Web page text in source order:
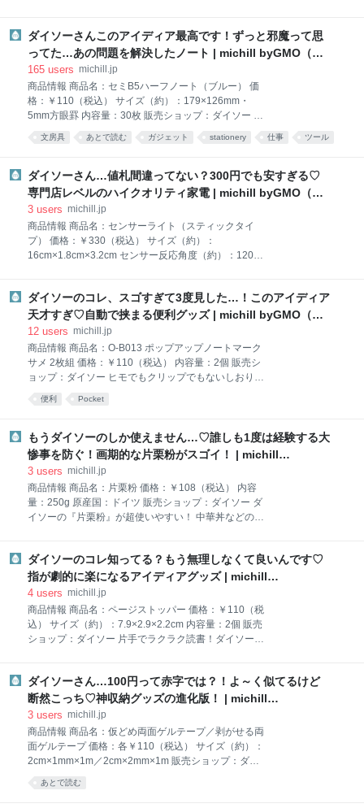
ズと値段で使い勝手が良いです。 プチプラですが、防
水効果はバッチリ！アイテムをしっかりと防水して、
水をはじいてくれます。 使用できるの
インで、一見スマートキーのように見えますが、商品
名にもある通りこれはれっきとしたライト。 COBと
は、「Chip On Board（チップオンボード）」の略
で、LEDの種類の1つ。他のLEDに比べ明るく、照射
範囲が広いと言われています。 本体中央のスイッチを
押すごとに、ライト点灯→点滅→消灯と、3つのモー
るので、使用前に取り出してください。 ライトは小型
じるほど！サイズからは想像できないほどパワフル
で、周囲をしっかりと照らしてくれま
ダイソーさんこのアイディア最高です！ずっと邪魔って思
ってた…あの問題を解決したノート | michill byGMO（ミ
チル）
165 users michill.jp
商品情報 商品名：セミB5ハーフノート（ブルー） 価
格：￥110（税込） サイズ（約）：179×126mm・
5mm方眼罫 内容量：30枚 販売ショップ：ダイソー ダ
イソー『セミB5ハーフノート』 今回ご紹介するのは、
ダイソーで見つけた『セミB5ハーフノート』。 一般的
ですが…？ そう！実はこのノート、B5ノートの半分の
サイズしかないんです！ 店頭で見つけたときは、なん
でわざわざ半分なの？メリットはあるの？と思ったの
い、とっても便利な使い方があるんです。 パソコンを
使いながらでもメモが取りやすい！仕事の効率化に◎
セミB5ハーフノートは、こんな感じでパソコンと一緒
いるとき、右側にノートを置くと、右利きの人はマウ
ス操作の邪魔になってしまうし、かといって
文房具 あとで読む ガジェット stationery 仕事 ツール
ダイソーさん…値札間違ってない？300円でも安すぎる♡
専門店レベルのハイクオリティ家電 | michill byGMO（ミ
チル）
3 users michill.jp
商品情報 商品名：センサーライト（スティックタイ
プ） 価格：￥330（税込） サイズ（約）：
16cm×1.8cm×3.2cm センサー反応角度（約）：120度
サーライト（スティックタイプ）』 今回ご紹介するの
は、ダイソーの『センサーライト（スティックタイ
プ）』。人感センサーによって、ライトが自動で点灯
／消灯してくれる便利なルームライトです。 ダイソー
ではこれまでも様々な種類のセンサーライトが売られ
ており、ダイソーマニアの筆者はその度に購入してき
ィックタイプのセンサーライトにも期待が高まりま
必要です。 本体側面のフタを開けて、電池を縦に3本
セットします。 ライトの点灯モードは本体のボタンを
ダイソーのコレ、スゴすぎて3度見した…！このアイディア
天才すぎ♡自動で挟まる便利グッズ | michill byGMO（ミ
チル）
12 users michill.jp
商品情報 商品名：O-B013 ポップアップノートマーク
サメ 2枚組 価格：￥110（税込） 内容量：2個 販売シ
ョップ：ダイソー ヒモでもクリップでもないしおり！
ダイソー『ポップアップノートマーク』 今回ご紹介す
るのは、ダイソーの『ポップアップノートマーク』。
とも可愛いアイテムです。 詳しい説明は後ほど！まず
は使い方をご説明します。 本体の両端に付いているは
く離紙をはがして… “1”と書かれた方を、ノートを左開
かれた点線を目安に、ページに対して直角に貼るよう
にしてください。 貼り直しはできないタイプなので、
貼るときは慎重に！ 次に“2”と書かれた方をノートの最
中あたりにはさみ込んで… ノートを閉じた状態で上か
ら押さえてクセ付けします。 本
便利 Pocket
もうダイソーのしか使えません…♡誰しも1度は経験する大
惨事を防ぐ！画期的な片栗粉がスゴイ！ | michill
byGMO（ミチル）
3 users michill.jp
商品情報 商品名：片栗粉 価格：￥108（税込） 内容
量：250g 原産国：ドイツ 販売ショップ：ダイソー ダ
イソーの『片栗粉』が超使いやすい！ 中華丼などのと
思いますが、切った部分が小さいと穴からうまく粉が
出てきてくれず、かといって切りすぎるとドバッと出
てしまったりと調節が難しいですよね。 そこでオスス
メしたいのが、ダイソーで見つけたこちらの片栗粉。
内容量は250g。縦長で細身のパッケージなので、女性
でも手に持って使いやすいサイズ感です。 袋の下部は
をちょこっとだけ切って使用することで、粉がドバッ
と出てくるのを防ぐことができるから使い勝手バツグ
ン◎ また、粉を袋から直接使うのではなく、別の容器
ダイソーのコレ知ってる？もう無理しなくて良いんです♡
指が劇的に楽になるアイディアグッズ | michill
byGMO（ミチル）
4 users michill.jp
商品情報 商品名：ページストッパー 価格：￥110（税
込） サイズ（約）：7.9×2.9×2.2cm 内容量：2個 販売
ショップ：ダイソー 片手でラクラク読書！ダイソー
い、つらくなりませんか？ 片手で本を持つときは、親
指と小指でページを広げるようにして持つのが一般的
かと思いますが、この状態を維持するのは意外と大
変…。 長時間続けていると小指だけでなく親指まで疲
れてくるし、手がプルプルと震えるなんてことも…。
気が散って読書に集中できない、と悩んでいた方はこ
のは、ダイソーの『ページストッパー』。2個入で、
ダイソーさん…100円って赤字では？！よ～く似てるけど
断然こっち♡神収納グッズの進化版！ | michill
byGMO（ミチル）
3 users michill.jp
商品情報 商品名：仮どめ両面ゲルテープ／剥がせる両
面ゲルテープ 価格：各￥110（税込） サイズ（約）：
2cm×1mm×1m／2cm×2mm×1m 販売ショップ：ダイ
ソー ひとつずつそろえておきたい！ダイソーの『両面
ゲルテープ』 ダイソーの『剥がせる両面ゲルテープ』
あとで読む